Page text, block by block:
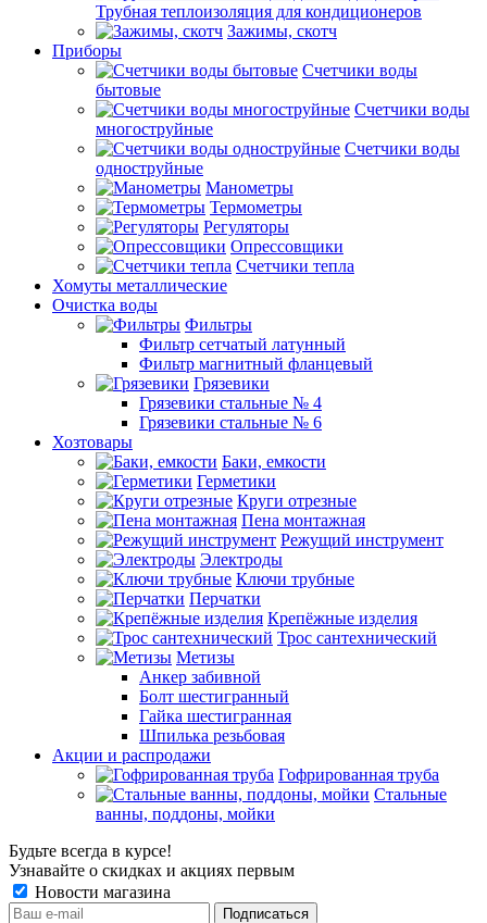
Трубная теплоизоляция для кондиционеров
Зажимы, скотч
Приборы
Счетчики воды
бытовые
Счетчики воды
многоструйные
Счетчики воды
одноструйные
Манометры
Термометры
Регуляторы
Опрессовщики
Счетчики тепла
Хомуты металлические
Очистка воды
Фильтры
Фильтр сетчатый латунный
Фильтр магнитный фланцевый
Грязевики
Грязевики стальные № 4
Грязевики стальные № 6
Хозтовары
Баки, емкости
Герметики
Круги отрезные
Пена монтажная
Режущий инструмент
Электроды
Ключи трубные
Перчатки
Крепёжные изделия
Трос сантехнический
Метизы
Анкер забивной
Болт шестигранный
Гайка шестигранная
Шпилька резьбовая
Акции и распродажи
Гофрированная труба
Стальные
ванны, поддоны, мойки
Будьте всегда в курсе!
Узнавайте о скидках и акциях первым
Новости магазина